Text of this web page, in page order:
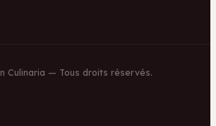
Culinaria — Tous droits réservés.